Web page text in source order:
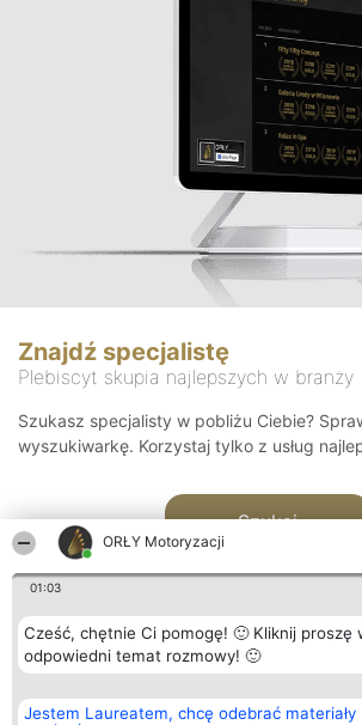
ORŁY Motoryzacji
01:03
Cześć, chętnie Ci pomogę! 🙂 Kliknij proszę
odpowiedni temat rozmowy! 🙂
Jestem Laureatem, chcę odebrać materiały
Znajdź specjalistę
Plebiscyt skupia najlepszych w branży
Szukasz specjalisty w pobliżu Ciebie?
wyszukiwarkę. Korzystaj tylko z usług
Szukaj
Organizator plebiscytu
Bright Side Solutions sp. z o.
Plebiscyt
Laureaci